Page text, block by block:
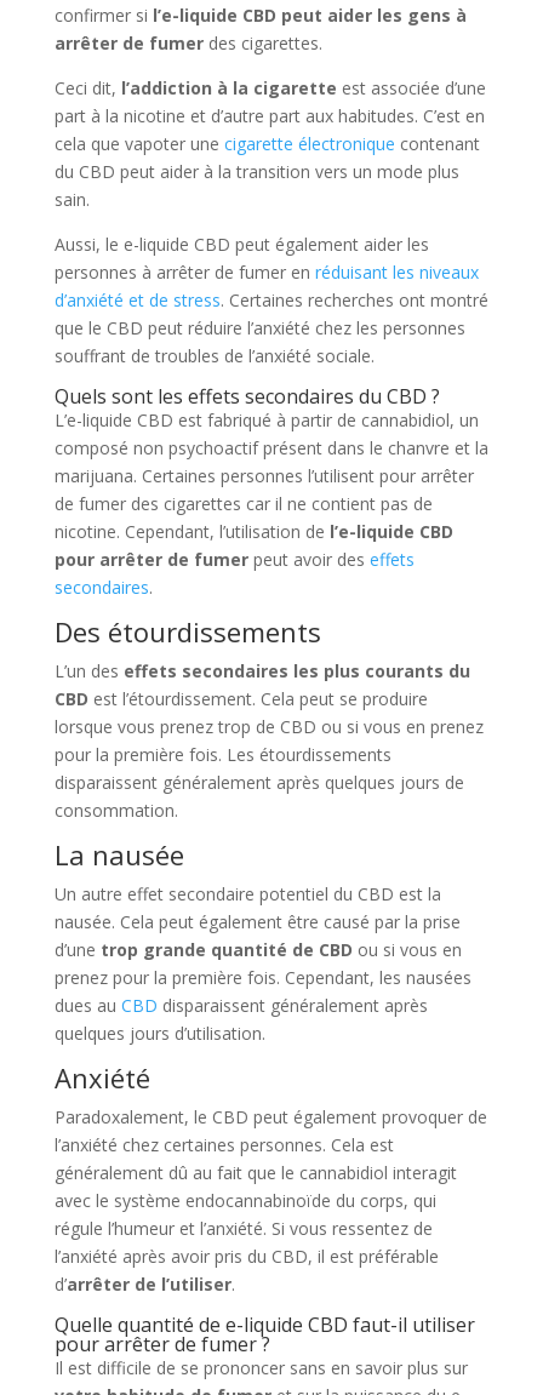
confirmer si l’e-liquide CBD peut aider les gens à
arrêter de fumerdes cigarettes.
Ceci dit, l’addiction à la cigarette est associée d’une
part à la nicotine et d’autre part aux habitudes. C’est en
cela que vapoter une cigarette électronique contenant
du CBD peut aider à la transition vers un mode plus
sain.
Aussi, le e-liquide CBD peut également aider les
personnes à arrêter de fumer en réduisant les niveaux
d’anxiété et de stress. Certaines recherches ont montré
que le CBD peut réduire l’anxiété chez les personnes
souffrant de troubles de l’anxiété sociale.
Quels sont les effets secondaires du CBD ?
L’e-liquide CBD est fabriqué à partir de cannabidiol, un
composé non psychoactif présent dans le chanvre et la
marijuana. Certaines personnes l’utilisent pour arrêter
de fumer des cigarettes car il ne contient pas de
nicotine. Cependant, l’utilisation de l’e-liquide CBD
pour arrêter de fumerpeut avoir des effets
secondaires.
Des étourdissements
L’un des effets secondaires les plus courants du
CBD est l’étourdissement. Cela peut se produire
lorsque vous prenez trop de CBD ou si vous en prenez
pour la première fois. Les étourdissements
disparaissent généralement après quelques jours de
consommation.
La nausée
Un autre effet secondaire potentiel du CBD est la
nausée. Cela peut également être causé par la prise
d’une trop grande quantité de CBD ou si vous en
prenez pour la première fois. Cependant, les nausées
dues au CBD disparaissent généralement après
quelques jours d’utilisation.
Anxiété
Paradoxalement, le CBD peut également provoquer de
l’anxiété chez certaines personnes. Cela est
généralement dû au fait que le cannabidiol interagit
avec le système endocannabinoïde du corps, qui
régule l’humeur et l’anxiété. Si vous ressentez de
l’anxiété après avoir pris du CBD, il est préférable
d’arrêter de l’utiliser.
Quelle quantité de e-liquide CBD faut-il utiliser
pour arrêter de fumer ?
Il est difficile de se prononcer sans en savoir plus sur